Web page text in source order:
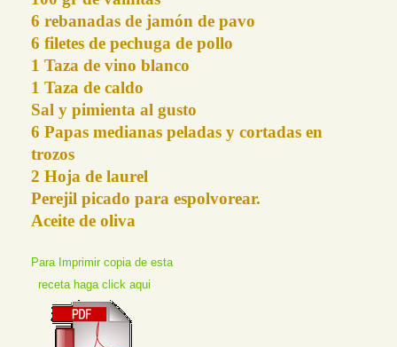
6 rebanadas de jamón de pavo
6 filetes de pechuga de pollo
1 Taza de vino blanco
1 Taza de caldo
Sal y pimienta al gusto
6 Papas medianas peladas y cortadas en
trozos
2 Hoja de laurel
Perejil picado para espolvorear.
Aceite de oliva
Para Imprimir copia de esta
receta haga click aqui